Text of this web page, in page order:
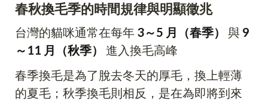
春秋換毛季的時間規律與明顯徵兆
台灣的貓咪通常在每年 3～5 月（春季） 與 9
～11 月（秋季）
進入換毛高峰
春季換毛是為了脫去冬天的厚毛，換上輕薄
的夏毛；秋季換毛則相反，是在為即將到來